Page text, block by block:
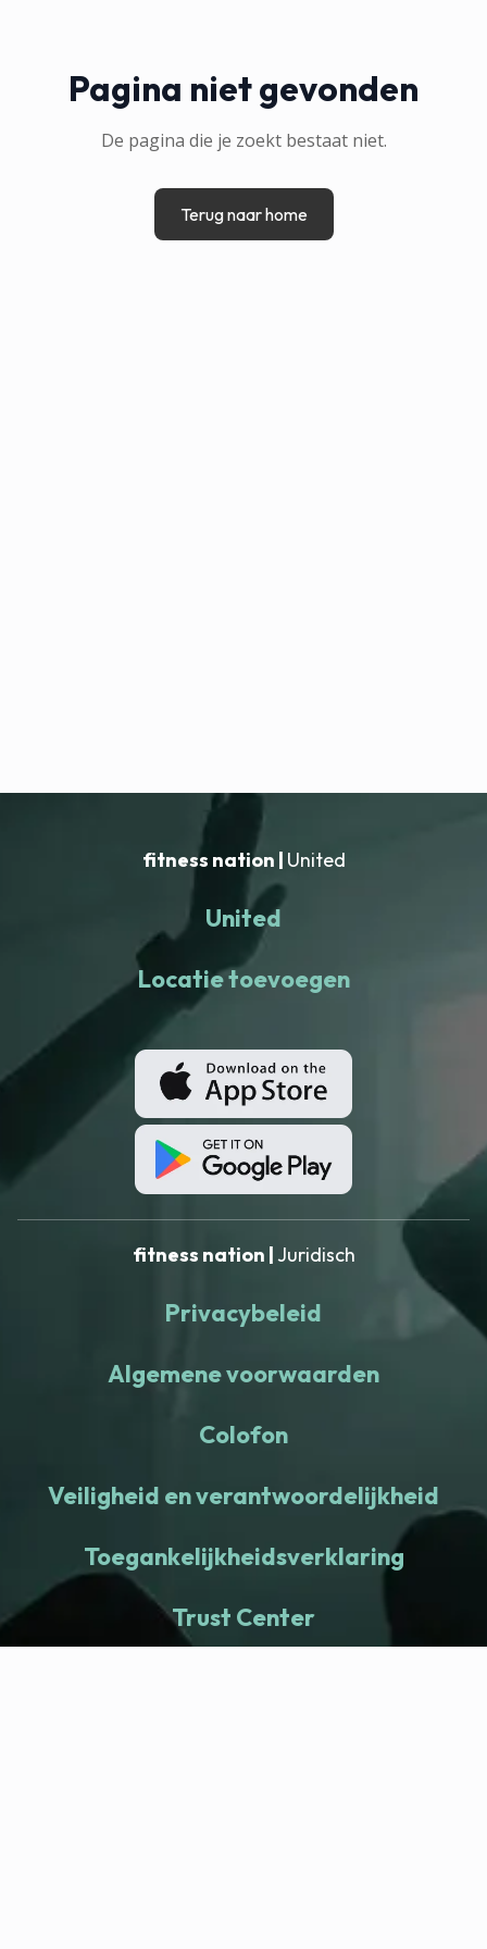
Pagina niet gevonden
De pagina die je zoekt bestaat niet.
Terug naar home
fitness nation | United
United
Locatie toevoegen
fitness nation | Juridisch
Privacybeleid
Algemene voorwaarden
Colofon
Veiligheid en verantwoordelijkheid
Toegankelijkheidsverklaring
Trust Center